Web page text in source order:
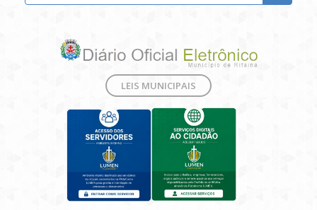
LEIS MUNICIPAIS